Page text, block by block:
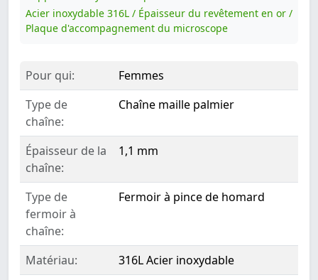
Acier inoxydable 316L / Épaisseur du revêtement en or /
Plaque d'accompagnement du microscope
Pour qui:
Femmes
Type de
chaîne:
Chaîne maille palmier
Épaisseur de la
chaîne:
1,1 mm
Type de
fermoir à
chaîne:
Fermoir à pince de homard
Matériau:
316L Acier inoxydable